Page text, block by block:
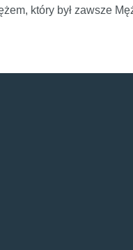
który był zawsze